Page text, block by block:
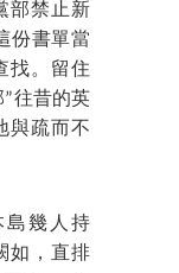
部禁止新
份書單當
找。留住
往昔的英
與疏而不
島幾人持
如，直排